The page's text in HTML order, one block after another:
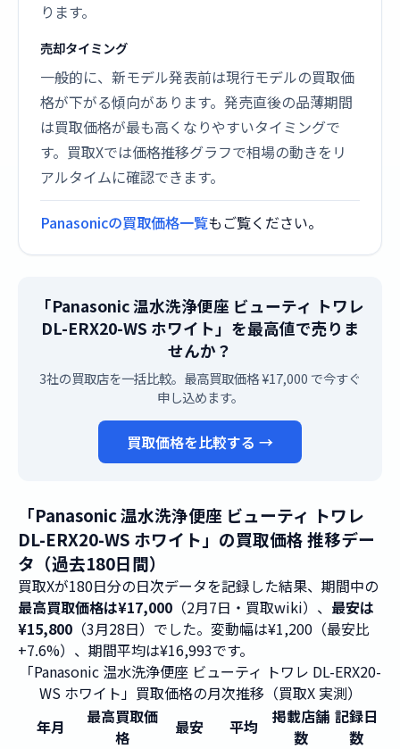
ります。
売却タイミング
一般的に、新モデル発表前は現行モデルの買取価
格が下がる傾向があります。発売直後の品薄期間
は買取価格が最も高くなりやすいタイミングで
す。買取Xでは価格推移グラフで相場の動きをリ
アルタイムに確認できます。
Panasonicの買取価格一覧もご覧ください。
「Panasonic 温水洗浄便座 ビューティ トワレ
DL-ERX20-WS ホワイト」を最高値で売りま
せんか？
3社の買取店を一括比較。最高買取価格 ¥17,000 で今すぐ
申し込めます。
買取価格を比較する →
「Panasonic 温水洗浄便座 ビューティ トワレ
DL-ERX20-WS ホワイト」の買取価格 推移デー
タ（過去180日間）
買取Xが180日分の日次データを記録した結果、期間中の
最高買取価格は¥17,000 （2月7日・買取wiki）、 最安は
¥15,800 （3月28日）でした。変動幅は¥1,200（最安比
+7.6%）、期間平均は¥16,993です。
「Panasonic 温水洗浄便座 ビューティ トワレ DL-ERX20-
WS ホワイト」買取価格の月次推移（買取X 実測）
年月
最高買取価
格
最安 平均
掲載店舗
数
記録日
数